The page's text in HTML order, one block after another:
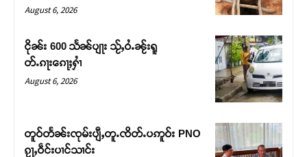
တႃႇႁႂ်ႈသဵင်ၵၢင်ၸႂ်ၵူၼ်းမိူင်း ၵူႈတီႈၵူႈလႅၼ်ပေႃးတေၸွ
တ်ႇ တူဝ်ႈလုမ်ႈၾႃႉၼၼ်ႉ ၶဝ်ႈႁူမ်ႈၵမ်ႉထႅမ် ၸုမ်းၶၢ
ဝ်ႇၽူႈတွႆႇႁွၵ်ႈ လႆႈယူႇၶႃႈဢေႃႈ။
August 6, 2026
ငိုၼ်း 600 သႅၼ်ပျႃး သႂ်ႇဝႆႉၼႂ်းရူ
တ်ႉၵႃးၵေႃႈႁၢႆ
August 6, 2026
တူဝ်တႅၼ်းၸုမ်းပျီႇတူႉၸိတ်ႉပဢူဝ်း PNO
ၵႂႃႇဝဵင်းပၢင်သၢင်း